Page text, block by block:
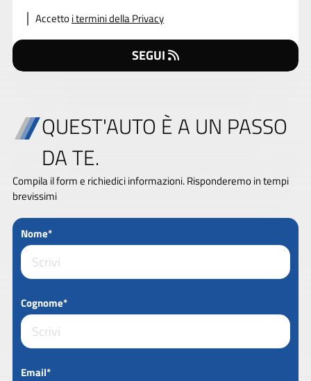
Accettoi termini della Privacy
SEGUI
QUEST'AUTO È A UN PASSO
DA TE.
Compila il form e richiedici informazioni. Risponderemo in tempi
brevissimi
Nome*
Cognome*
Email*